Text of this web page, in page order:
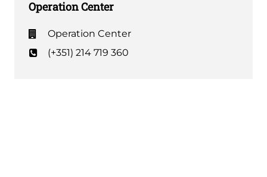
Operation Center
Operation Center
(+351) 214 719 360